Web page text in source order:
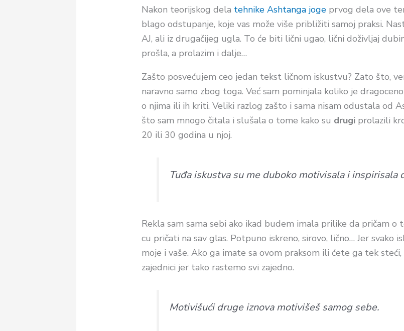
Nakon teorijskog dela tehnike Ashtanga joge prvog dela ove
blago odstupanje, koje vas može više približiti samoj praksi.
AJ, ali iz drugačijeg ugla. To će biti lični ugao, lični doživljaj
prošla, a prolazim i dalje…
Zašto posvećujem ceo jedan tekst ličnom iskustvu? Zato što,
naravno samo zbog toga. Već sam pominjala koliko je
o njima ili ih kriti. Veliki razlog zašto i sama nisam odustala od
što sam mnogo čitala i slušala o tome kako su drugi prolazili
20 ili 30 godina u njoj.
Tuđa iskustva su me duboko motivisala i inspirisala
Rekla sam sama sebi ako ikad budem imala prilike da pričam o
cu pričati na sav glas. Potpuno iskreno, sirovo, lično… Jer svako
moje i vaše. Ako ga imate sa ovom praksom ili ćete ga tek
zajednici jer tako rastemo svi zajedno.
Motivišući druge iznova motivišeš samog sebe.